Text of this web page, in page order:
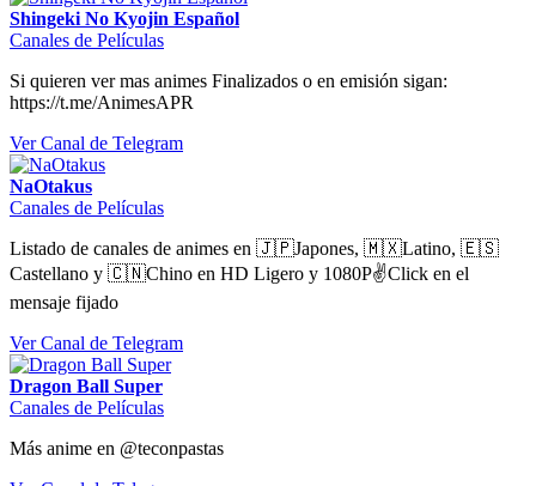
Shingeki No Kyojin Español
Canales de Películas
Si quieren ver mas animes Finalizados o en emisión sigan:
https://t.me/AnimesAPR
Ver Canal de Telegram
NaOtakus
Canales de Películas
Listado de canales de animes en 🇯🇵Japones, 🇲🇽Latino, 🇪🇸
Castellano y 🇨🇳Chino en HD Ligero y 1080P✌️Click en el
mensaje fijado
Ver Canal de Telegram
Dragon Ball Super
Canales de Películas
Más anime en @teconpastas